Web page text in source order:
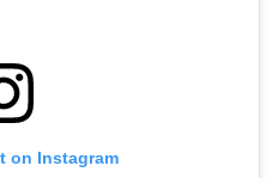
on Instagram